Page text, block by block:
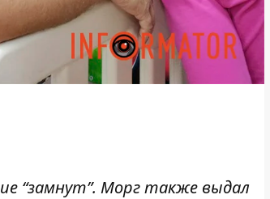
“замнут”. Морг также выдал